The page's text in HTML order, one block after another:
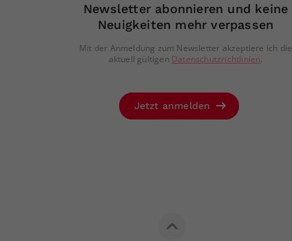
Newsletter abonnieren und keine
Neuigkeiten mehr verpassen
Mit der Anmeldung zum Newsletter akzeptiere ich die
aktuell gültigen Datenschutzrichtlinien.
Jetzt anmelden